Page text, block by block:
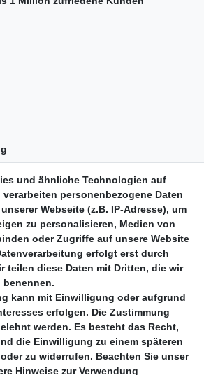
und ähnliche Technologien auf
personenbezogene Daten
Webseite (z.B. IP-Adresse), um
zu personalisieren, Medien von
oder Zugriffe auf unsere Website
erfolgt erst durch
teilen diese Daten mit Dritten, die wir
kann mit Einwilligung oder aufgrund
erfolgen. Die Zustimmung
werden. Es besteht das Recht,
die Einwilligung zu einem späteren
zu widerrufen. Beachten Sie unser
Hinweise zur Verwendung